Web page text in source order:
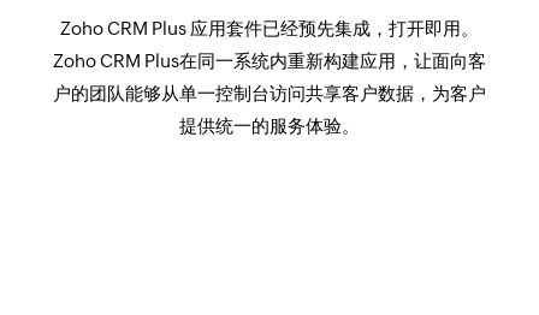
Zoho CRM Plus 应用套件已经预先集成，打开即用。
Zoho CRM Plus在同一系统内重新构建应用，让面向客
户的团队能够从单一控制台访问共享客户数据，为客户
提供统一的服务体验。